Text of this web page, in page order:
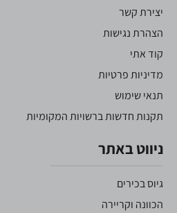
יצירת קשר
הצהרת נגישות
קוד אתי
מדיניות פרטיות
תנאי שימוש
תקנות חדשות ברשויות המקומיות
ניווט באתר
גיוס בכירים
הכוונה וקריירה